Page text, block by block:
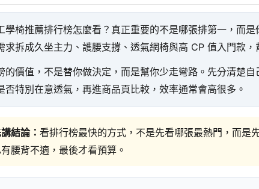
學椅推薦排行榜怎麼看？真正重要的不是哪張排第一，而
求拆成久坐主力、護腰支撐、透氣網椅與高 CP 值入門款，
的價值，不是替你做決定，而是幫你少走彎路。先分清楚
否特別在意透氣，再進商品頁比較，效率通常會高很多。
結論： 看排行榜最快的方式，不是先看哪張最熱門，而是
腰背不適，最後才看預算。